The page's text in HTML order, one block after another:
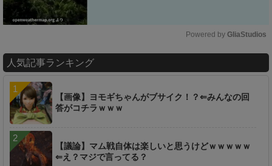
u
e
Powered by GliaStudios
人気記事ランキング
【画像】ヨモギちゃんがブサイク！？⇐みんなの回
答がコチラｗｗｗ
【議論】マム戦自体は楽しいと思うけどｗｗｗｗｗ
⇐え？マジで言ってる？